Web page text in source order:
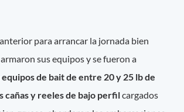
para arrancar la jornada bien
sus equipos y se fueron a
equipos de bait de entre 20 y 25 lb de
cañas y reeles de bajo perfilcargados